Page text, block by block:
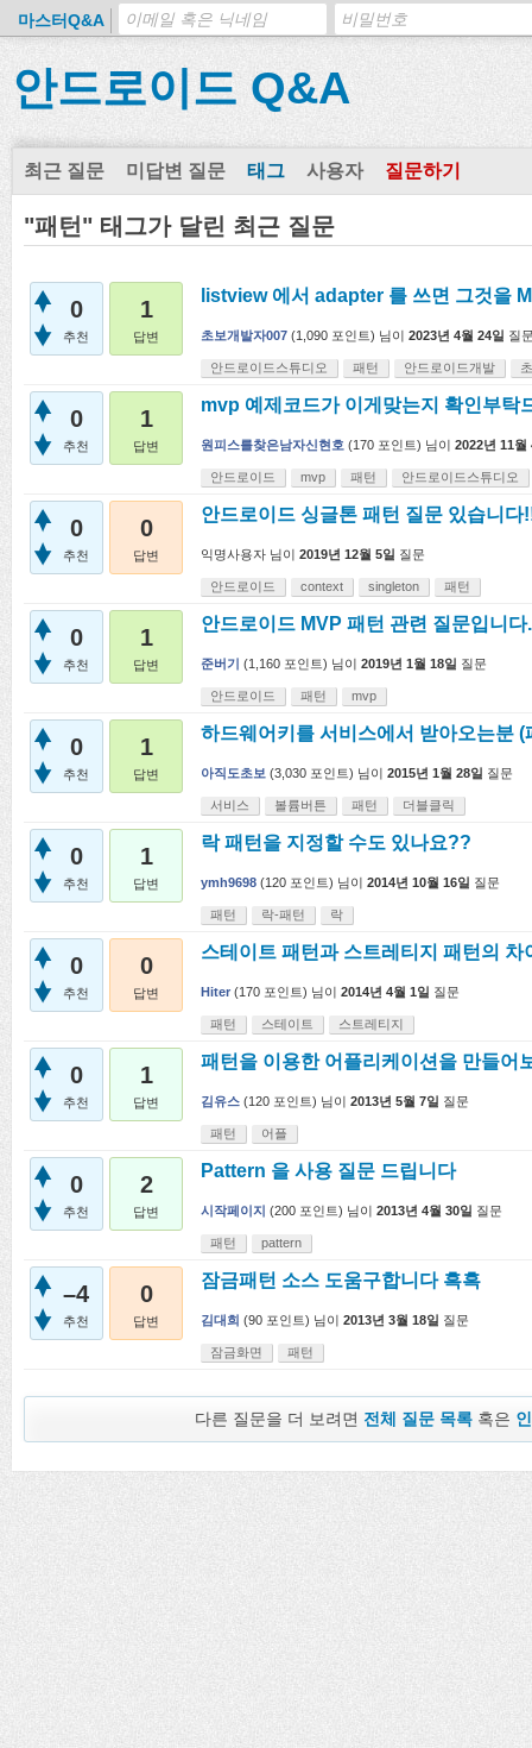
마스터Q&A
안드로이드 Q&A
최근 질문 미답변 질문 태그 사용자 질문하기
"패턴" 태그가 달린 최근 질문
0
추천
1
답변
listview 에서 adapter 를 쓰면 그것을
초보개발자007 (1,090 포인트) 님이 2023년 4월 24일 질
안드로이드스튜디오 패턴 안드로이드개발
0
추천
1
답변
mvp 예제코드가 이게맞는지 확인부탁
원피스를찾은남자신현호 (170 포인트) 님이 2022년 11월
안드로이드 mvp 패턴 안드로이드스튜디오
0
추천
0
답변
안드로이드 싱글톤 패턴 질문 있습니다
익명사용자 님이 2019년 12월 5일 질문
안드로이드 context singleton 패턴
0
추천
1
답변
안드로이드 MVP 패턴 관련 질문입니다.
준버기 (1,160 포인트) 님이 2019년 1월 18일 질문
안드로이드 패턴 mvp
0
추천
1
답변
하드웨어키를 서비스에서 받아오는분 (
아직도초보 (3,030 포인트) 님이 2015년 1월 28일 질문
서비스 볼륨버튼 패턴 더블클릭
0
추천
1
답변
락 패턴을 지정할 수도 있나요??
ymh9698 (120 포인트) 님이 2014년 10월 16일 질문
패턴 락-패턴 락
0
추천
0
답변
스테이트 패턴과 스트레티지 패턴의 차
Hiter (170 포인트) 님이 2014년 4월 1일 질문
패턴 스테이트 스트레티지
0
추천
1
답변
패턴을 이용한 어플리케이션을 만들어
김유스 (120 포인트) 님이 2013년 5월 7일 질문
패턴 어플
0
추천
2
답변
Pattern 을 사용 질문 드립니다
시작페이지 (200 포인트) 님이 2013년 4월 30일 질문
패턴 pattern
–4
추천
0
답변
잠금패턴 소스 도움구합니다 흑흑
김대희 (90 포인트) 님이 2013년 3월 18일 질문
잠금화면 패턴
다른 질문을 더 보려면 전체 질문 목록 혹은